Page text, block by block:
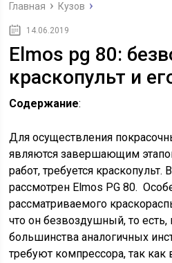
Главная Кузов
14.06.2019
Elmos pg 80:
краскопульт и
Содержание:
Для осуществления
являются завершающим
работ, требуется краскопульт.
рассмотрен Elmos PG 80.
рассматриваемого
что он безвоздушный, то есть,
большинства аналогичных
требуют компрессора, так как